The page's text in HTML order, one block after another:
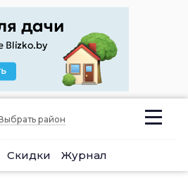
район
Скидки Журнал